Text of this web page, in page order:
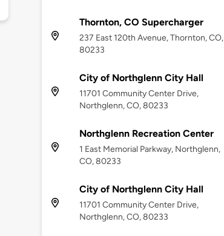
Thornton, CO Supercharger
237 East 120th Avenue, Thornton, CO,
80233
City of Northglenn City Hall
11701 Community Center Drive,
Northglenn, CO, 80233
Northglenn Recreation Center
1 East Memorial Parkway, Northglenn,
CO, 80233
City of Northglenn City Hall
11701 Community Center Drive,
Northglenn, CO, 80233